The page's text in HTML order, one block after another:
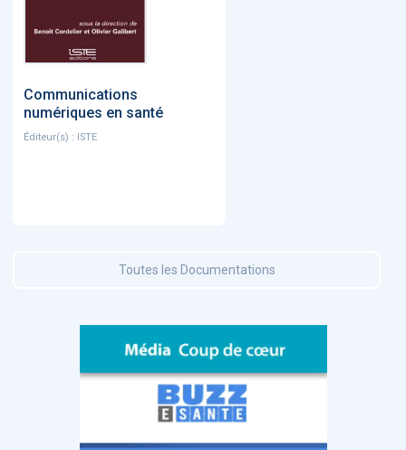
Communications
numériques en santé
Éditeur(s) : ISTE
Toutes les Documentations